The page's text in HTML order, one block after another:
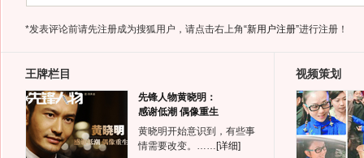
*发表评论前请先注册成为搜狐用户，请点击右上角“新用户注册”进行注册！
王牌栏目
先锋人物黄晓明：
感谢低潮 偶像重生
黄晓明开始意识到，有些事
情需要改变。…… [详细]
视频策划